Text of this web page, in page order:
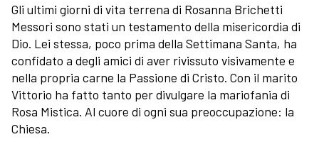
Gli ultimi giorni di vita terrena di Rosanna Brichetti
Messori sono stati un testamento della misericordia di
Dio. Lei stessa, poco prima della Settimana Santa, ha
confidato a degli amici di aver rivissuto visivamente e
nella propria carne la Passione di Cristo. Con il marito
Vittorio ha fatto tanto per divulgare la mariofania di
Rosa Mistica. Al cuore di ogni sua preoccupazione: la
Chiesa.